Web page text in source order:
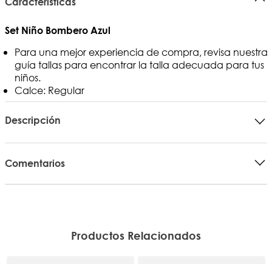
Set Niño Bombero Azul
Para una mejor experiencia de compra, revisa nuestra
guía tallas para encontrar la talla adecuada para tus
niños.
Calce: Regular
Descripción
Comentarios
Productos Relacionados